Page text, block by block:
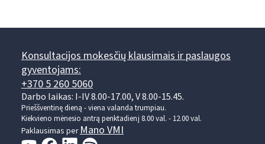
Konsultacijos mokesčių klausimais ir paslaugos
gyventojams:
+370 5 260 5060
Darbo laikas: I-IV 8.00-17.00, V 8.00-15.45.
Prieššventinę dieną - viena valanda trumpiau.
Kiekvieno mėnesio antrą penktadienį 8.00 val. - 12.00 val.
Paklausimas per Mano VMI